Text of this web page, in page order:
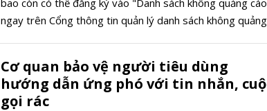
bao còn có thể đăng ký vào "Danh sách không quảng
ngay trên Cổng thông tin quản lý danh sách không quảng
Cơ quan bảo vệ người tiêu dùng
hướng dẫn ứng phó với tin nhắn,
gọi rác